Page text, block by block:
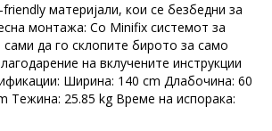
материјали, кои се безбедни за
монтажа: Со Minifix системот за
да го склопите бирото за само
на вклучените инструкции
Ширина: 140 cm Длабочина: 60
Тежина: 25.85 kg Време на испорака: